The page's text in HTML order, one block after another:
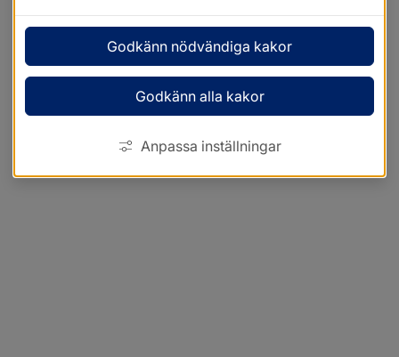
Godkänn nödvändiga kakor
Godkänn alla kakor
Anpassa inställningar